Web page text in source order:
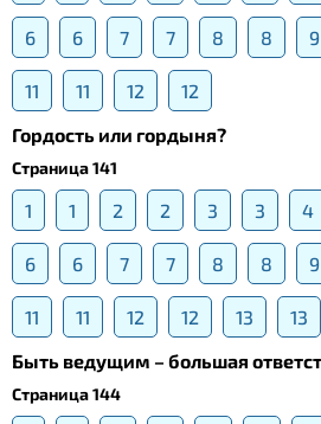
6 6 7 7 8 8 9
11 11 12
12
Гордость или гордыня?
Страница 141
1 1 2 2 3 3 4
6 6 7 7 8 8 9
11 11 12 12 13
13
Быть ведущим – большая
Страница 144